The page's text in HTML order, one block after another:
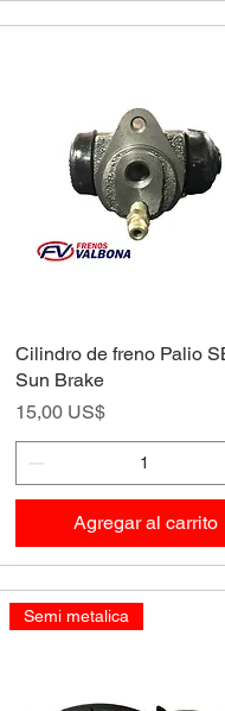
Cilindro de freno Palio
Sun Brake
Precio
15,00 US$
Agregar al carrito
Semi metalica